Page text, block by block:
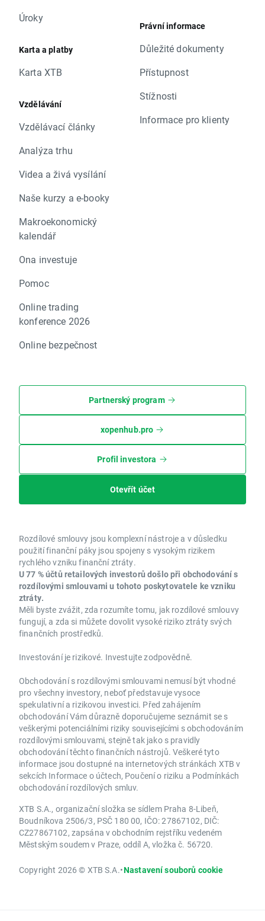
Úroky
Karta a platby
Karta XTB
Vzdělávání
Vzdělávací články
Analýza trhu
Videa a živá vysílání
Naše kurzy a e-booky
Makroekonomický
kalendář
Ona investuje
Pomoc
Online trading
konference 2026
Online bezpečnost
Právní informace
Důležité dokumenty
Přístupnost
Stížnosti
Informace pro klienty
Partnerský program
xopenhub.pro
Profil investora
Otevřít účet
Rozdílové smlouvy jsou komplexní nástroje a v důsledku
použití finanční páky jsou spojeny s vysokým rizikem
rychlého vzniku finanční ztráty.
U 77 % účtů retailových investorů došlo při obchodování s
rozdílovými smlouvami u tohoto poskytovatele ke vzniku
ztráty.
Měli byste zvážit, zda rozumíte tomu, jak rozdílové smlouvy
fungují, a zda si můžete dovolit vysoké riziko ztráty svých
finančních prostředků.
Investování je rizikové. Investujte zodpovědně.
Obchodování s rozdílovými smlouvami nemusí být vhodné
pro všechny investory, neboť představuje vysoce
spekulativní a rizikovou investici. Před zahájením
obchodování Vám důrazně doporučujeme seznámit se s
veškerými potenciálními riziky souvisejícími s obchodováním
rozdílovými smlouvami, stejně tak jako s pravidly
obchodování těchto finančních nástrojů. Veškeré tyto
informace jsou dostupné na internetových stránkách XTB v
sekcích Informace o účtech, Poučení o riziku a Podmínkách
obchodování rozdílových smluv.
XTB S.A., organizační složka se sídlem Praha 8-Libeň,
Boudníkova 2506/3, PSČ 180 00, IČO: 27867102, DIČ:
CZ27867102, zapsána v obchodním rejstříku vedeném
Městským soudem v Praze, oddíl A, vložka č. 56720.
Copyright 2026 © XTB S.A.•Nastavení souborů cookie